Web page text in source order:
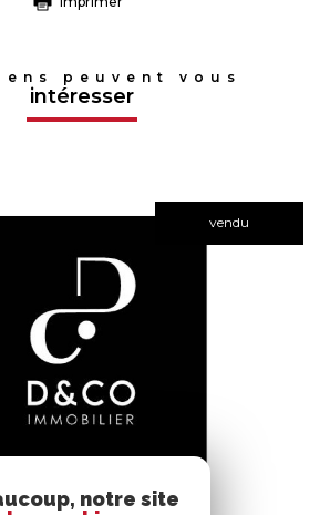
peuvent vous
intéresser
vendu
voir le bien
notre site